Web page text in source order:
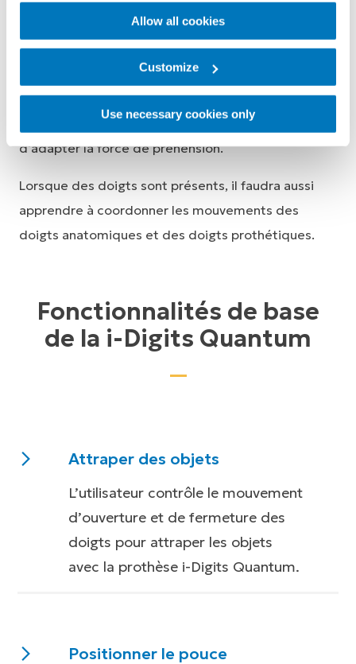
Allow all cookies
Customize
Use necessary cookies only
Le point de départ pour l'utilisateur sera de suivre la
formation de base à la prothèse i-Digits. Cette
formation permet de développer un bon contrôle
de l’ouverture et de la fermeture de la main, de
bien positionner les objets dans la prothèse et
d'adapter la force de préhension.
Lorsque des doigts sont présents, il faudra aussi
apprendre à coordonner les mouvements des
doigts anatomiques et des doigts prothétiques.
Fonctionnalités de base
de la i-Digits Quantum
Attraper des objets
L’utilisateur contrôle le mouvement
d’ouverture et de fermeture des
doigts pour attraper les objets
avec la prothèse i-Digits Quantum.
Positionner le pouce